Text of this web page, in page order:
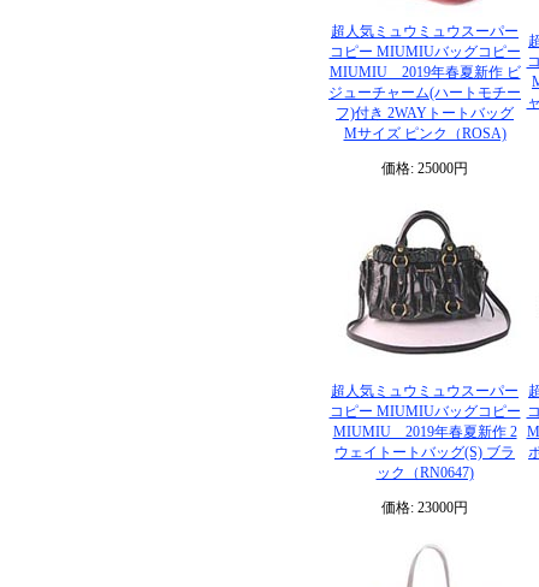
超人気ミュウミュウスーパー
コピー MIUMIUバッグコピー
MIUMIU 2019年春夏新作 ビ
ジューチャーム(ハートモチー
フ)付き 2WAYトートバッグ
Mサイズ ピンク（ROSA)
価格: 25000円
超人気ミュウミュウスーパー
コピー MIUMIUバッグコピー
MIUMIU 2019年春夏新作 2
ウェイトートバッグ(S) ブラ
ック（RN0647)
価格: 23000円